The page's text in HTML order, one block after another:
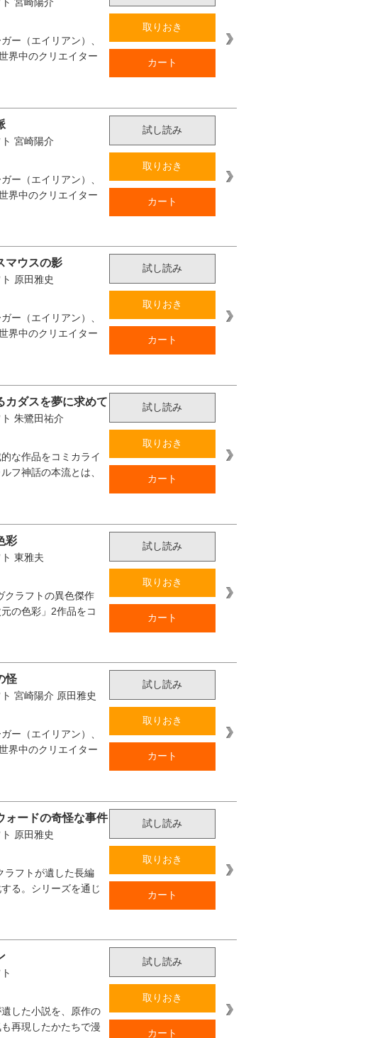
宮崎陽介
取りおき
カート
ー（エイリアン）、
界中のクリエイター
宮崎陽介
試し読み
取りおき
カート
ー（エイリアン）、
界中のクリエイター
マウスの影
原田雅史
試し読み
取りおき
カート
ー（エイリアン）、
界中のクリエイター
カダスを夢に求めて
朱鷺田祐介
試し読み
取りおき
カート
な作品をコミカライ
フ神話の本流とは、
彩
東雅夫
試し読み
取りおき
カート
クラフトの異色傑作
の色彩」2作品をコ
怪
宮崎陽介 原田雅史
試し読み
取りおき
カート
ー（エイリアン）、
界中のクリエイター
ォードの奇怪な事件
原田雅史
試し読み
取りおき
カート
ラフトが遺した長編
る。シリーズを通じ
試し読み
取りおき
カート
した小説を、原作の
再現したかたちで漫